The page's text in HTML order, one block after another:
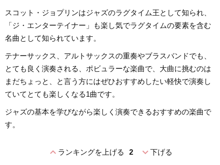
スコット・ジョプリンはジャズのラグタイム王として知られ、
「ジ・エンターテイナー」も楽し気でラグタイムの要素を含む
名曲として知られています。
テナーサックス、アルトサックスの重奏やブラスバンドでも、
とても良く演奏される、ポビュラーな楽曲で、大曲に挑むのは
まだちょっと、と言う方にはぜひおすすめしたい軽快で演奏し
ていてとても楽しくなる1曲です。
ジャズの基本を学びながら楽しく演奏できるおすすめの楽曲で
す。
expand_lessランキングを上げる 2 expand_more下げる